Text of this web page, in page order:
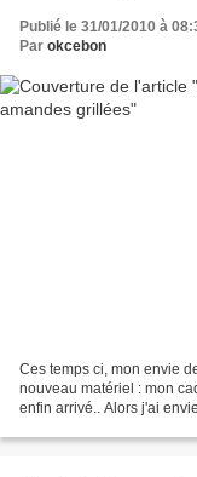
Publié le 31/01/2010 à
Par okcebon
Ces temps ci, mon envie
nouveau matériel : mon
enfin arrivé.. Alors j'ai